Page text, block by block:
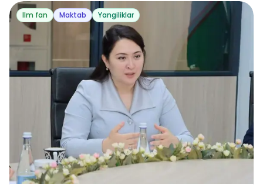
Ilm fan Maktab Yangiliklar